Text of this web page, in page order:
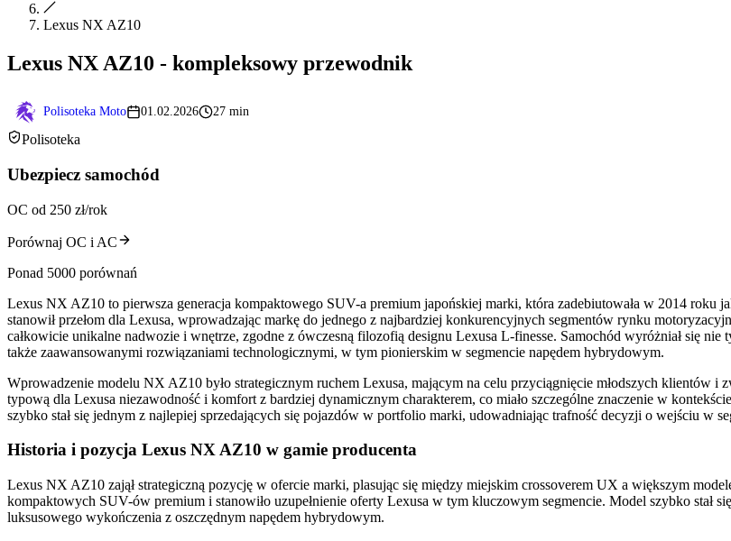
Lexus NX AZ10
Lexus NX AZ10 - kompleksowy przewodnik
Polisoteka Moto 01.02.2026 27 min
Polisoteka
Ubezpiecz samochód
OC od 250 zł/rok
Porównaj OC i AC
Ponad 5000 porównań
Lexus NX AZ10 to pierwsza generacja kompaktowego SUV-a premium japońskiej marki, która zadebiutowała w 2014 roku
stanowił przełom dla Lexusa, wprowadzając markę do jednego z najbardziej konkurencyjnych segmentów rynku
całkowicie unikalne nadwozie i wnętrze, zgodne z ówczesną filozofią designu Lexusa L-finesse. Samochód wyróżniał się
także zaawansowanymi rozwiązaniami technologicznymi, w tym pionierskim w segmencie napędem hybrydowym.
Wprowadzenie modelu NX AZ10 było strategicznym ruchem Lexusa, mającym na celu przyciągnięcie młodszych klientów i
typową dla Lexusa niezawodność i komfort z bardziej dynamicznym charakterem, co miało szczególne znaczenie w
szybko stał się jednym z najlepiej sprzedających się pojazdów w portfolio marki, udowadniając trafność decyzji o wejściu w
Historia i pozycja Lexus NX AZ10 w gamie producenta
Lexus NX AZ10 zajął strategiczną pozycję w ofercie marki, plasując się między miejskim crossoverem UX a większym
kompaktowych SUV-ów premium i stanowiło uzupełnienie oferty Lexusa w tym kluczowym segmencie. Model szybko stał
luksusowego wykończenia z oszczędnym napędem hybrydowym.